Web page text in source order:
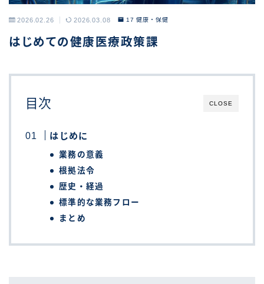
2026.02.26 2026.03.08 17 健康・保健
はじめての健康医療政策課
CLOSE
目次
はじめに
業務の意義
根拠法令
歴史・経過
標準的な業務フロー
まとめ